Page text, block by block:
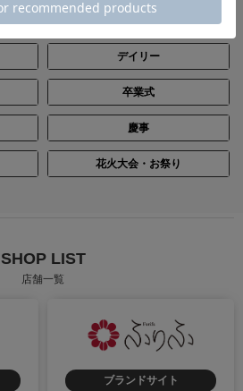
入卒・七五三・顔合わせ
デイリー
卒業式
慶事
花火大会・お祭り
SHOP LIST
店舗一覧
ブランドサイト